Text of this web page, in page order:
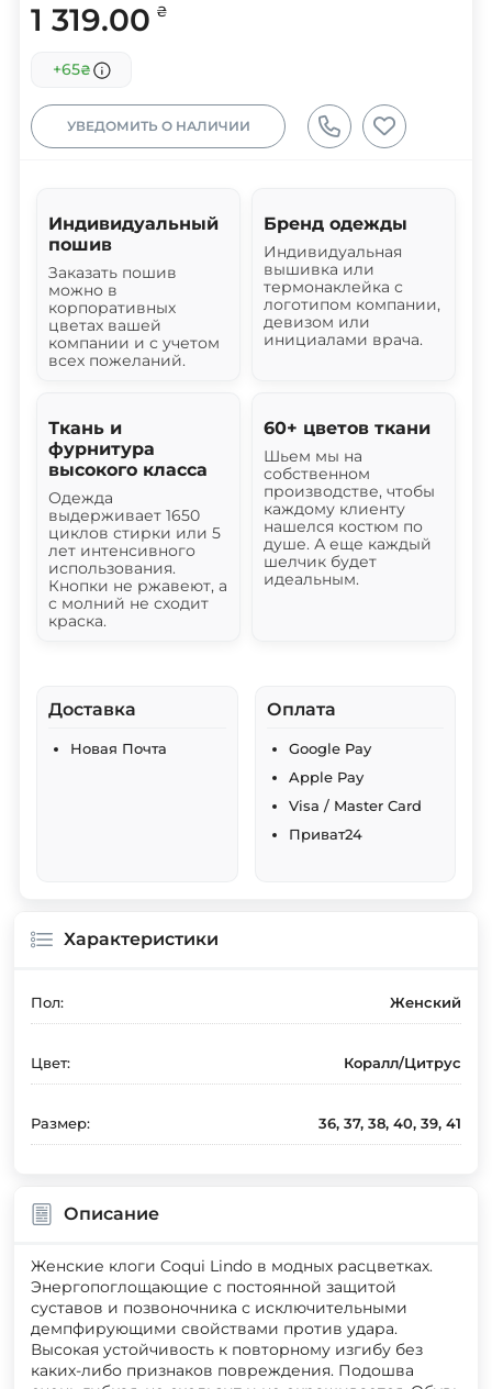
1 319.00 ₴
+65₴
УВЕДОМИТЬ О НАЛИЧИИ
Индивидуальный
пошив
Заказать пошив
можно в
корпоративных
цветах вашей
компании и с учетом
всех пожеланий.
Бренд одежды
Индивидуальная
вышивка или
термонаклейка с
логотипом компании,
девизом или
инициалами врача.
Ткань и
фурнитура
высокого класса
Одежда
выдерживает 1650
циклов стирки или 5
лет интенсивного
использования.
Кнопки не ржавеют, а
с молний не сходит
краска.
60+ цветов ткани
Шьем мы на
собственном
производстве, чтобы
каждому клиенту
нашелся костюм по
душе. А еще каждый
шелчик будет
идеальным.
Доставка
Новая Почта
Оплата
Google Pay
Apple Pay
Visa / Master Card
Приват24
Характеристики
Пол: Женский
Цвет: Коралл/Цитрус
Размер: 36, 37, 38, 40, 39, 41
Описание
Женские клоги Coqui Lindo в модных расцветках.
Энергопоглощающие с постоянной защитой
суставов и позвоночника с исключительными
демпфирующими свойствами против удара.
Высокая устойчивость к повторному изгибу без
каких-либо признаков повреждения. Подошва